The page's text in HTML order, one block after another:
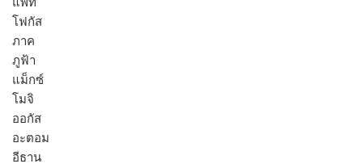
โฟกัส
ภาค
ภูฟ้า
แม็กซ์
โมจิ
ออกัส
อะตอม
อีธาน